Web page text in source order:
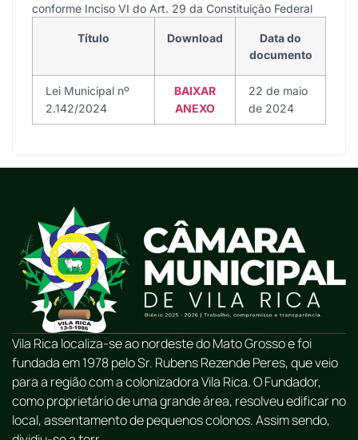
conforme Inciso VI do Art. 29 da Constituição Federal
Título Download
Data do
documento
Lei Municipal nº
2.142/2024
BAIXAR
ANEXO
22 de maio
de 2024
Vila Rica localiza-se ao nordeste do Mato Grosso e foi
fundada em 1978 pelo Sr. Rubens Rezende Peres, que veio
para a região com a colonizadora Vila Rica. O Fundador,
como proprietário de uma grande área, resolveu edificar no
local, assentamento de pequenos colonos. Assim sendo,